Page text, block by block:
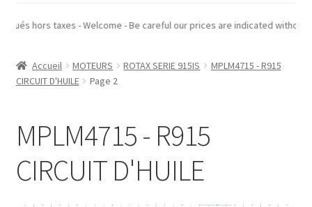
Conditions générales de vente
Mon compte
Panier
Recommandations techniques
sont indiqués hors taxes - Welcome - Be careful our prices are indicated
Accueil MOTEURS ROTAX SERIE 915IS
MPLM4715 - R915
CIRCUIT D'HUILE
Page 2
MPLM4715 - R915
CIRCUIT D'HUILE